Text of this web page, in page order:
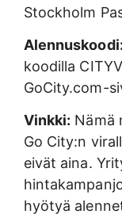
Stockholm
Alennuskoodi:
koodilla
GoCity.com-
Vinkki: Nämä
Go City:n
eivät aina.
hyötyä